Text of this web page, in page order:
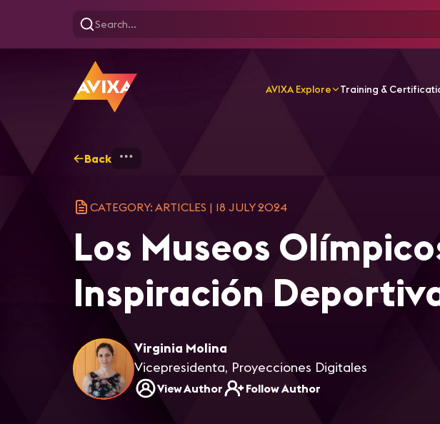
AVIXA Explore Training &
Back Los
CATEGORY: ARTICLES | 18 JULY 2024
Los Museos
Inspiración
Virginia Molina
Vicepresidenta, Proyecciones Digitales
View Author Follow Author